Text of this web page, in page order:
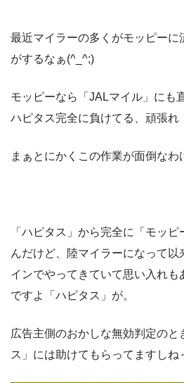
最近マイラーの多くがモッピーに
がするなぁ(^_^;)
モッピーなら「JALマイル」にも
ハピタス完全に負けてる、頑張れ
まぁとにかくこの作業が面倒なわ
「ハピタス」から完全に「モッ
んだけど、陸マイラーになって以
インでやってきていて思い入れも
ですよ「ハピタス」が。
広告主側のおかしな無効判定のと
ス」には助けてもらってますしね